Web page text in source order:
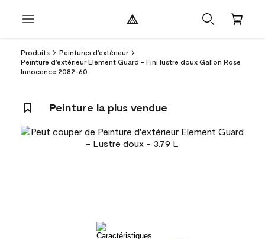
Produits
Peintures d’extérieur
Peinture d’extérieur Element Guard - Fini lustre doux Gallon Rose
Innocence 2082-60
Peinture la plus vendue